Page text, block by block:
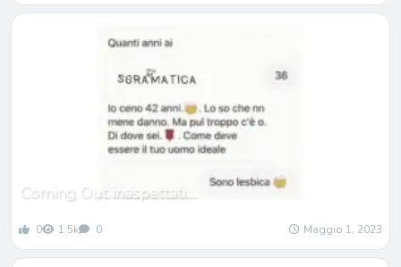
Coming Out inaspettati…
0 1.5k 0 Maggio 1, 2023